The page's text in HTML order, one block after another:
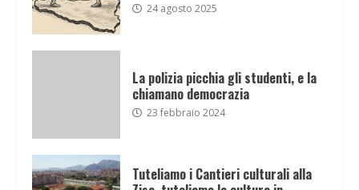
24 agosto 2025
La polizia picchia gli studenti, e la
chiamano democrazia
23 febbraio 2024
Tuteliamo i Cantieri culturali alla